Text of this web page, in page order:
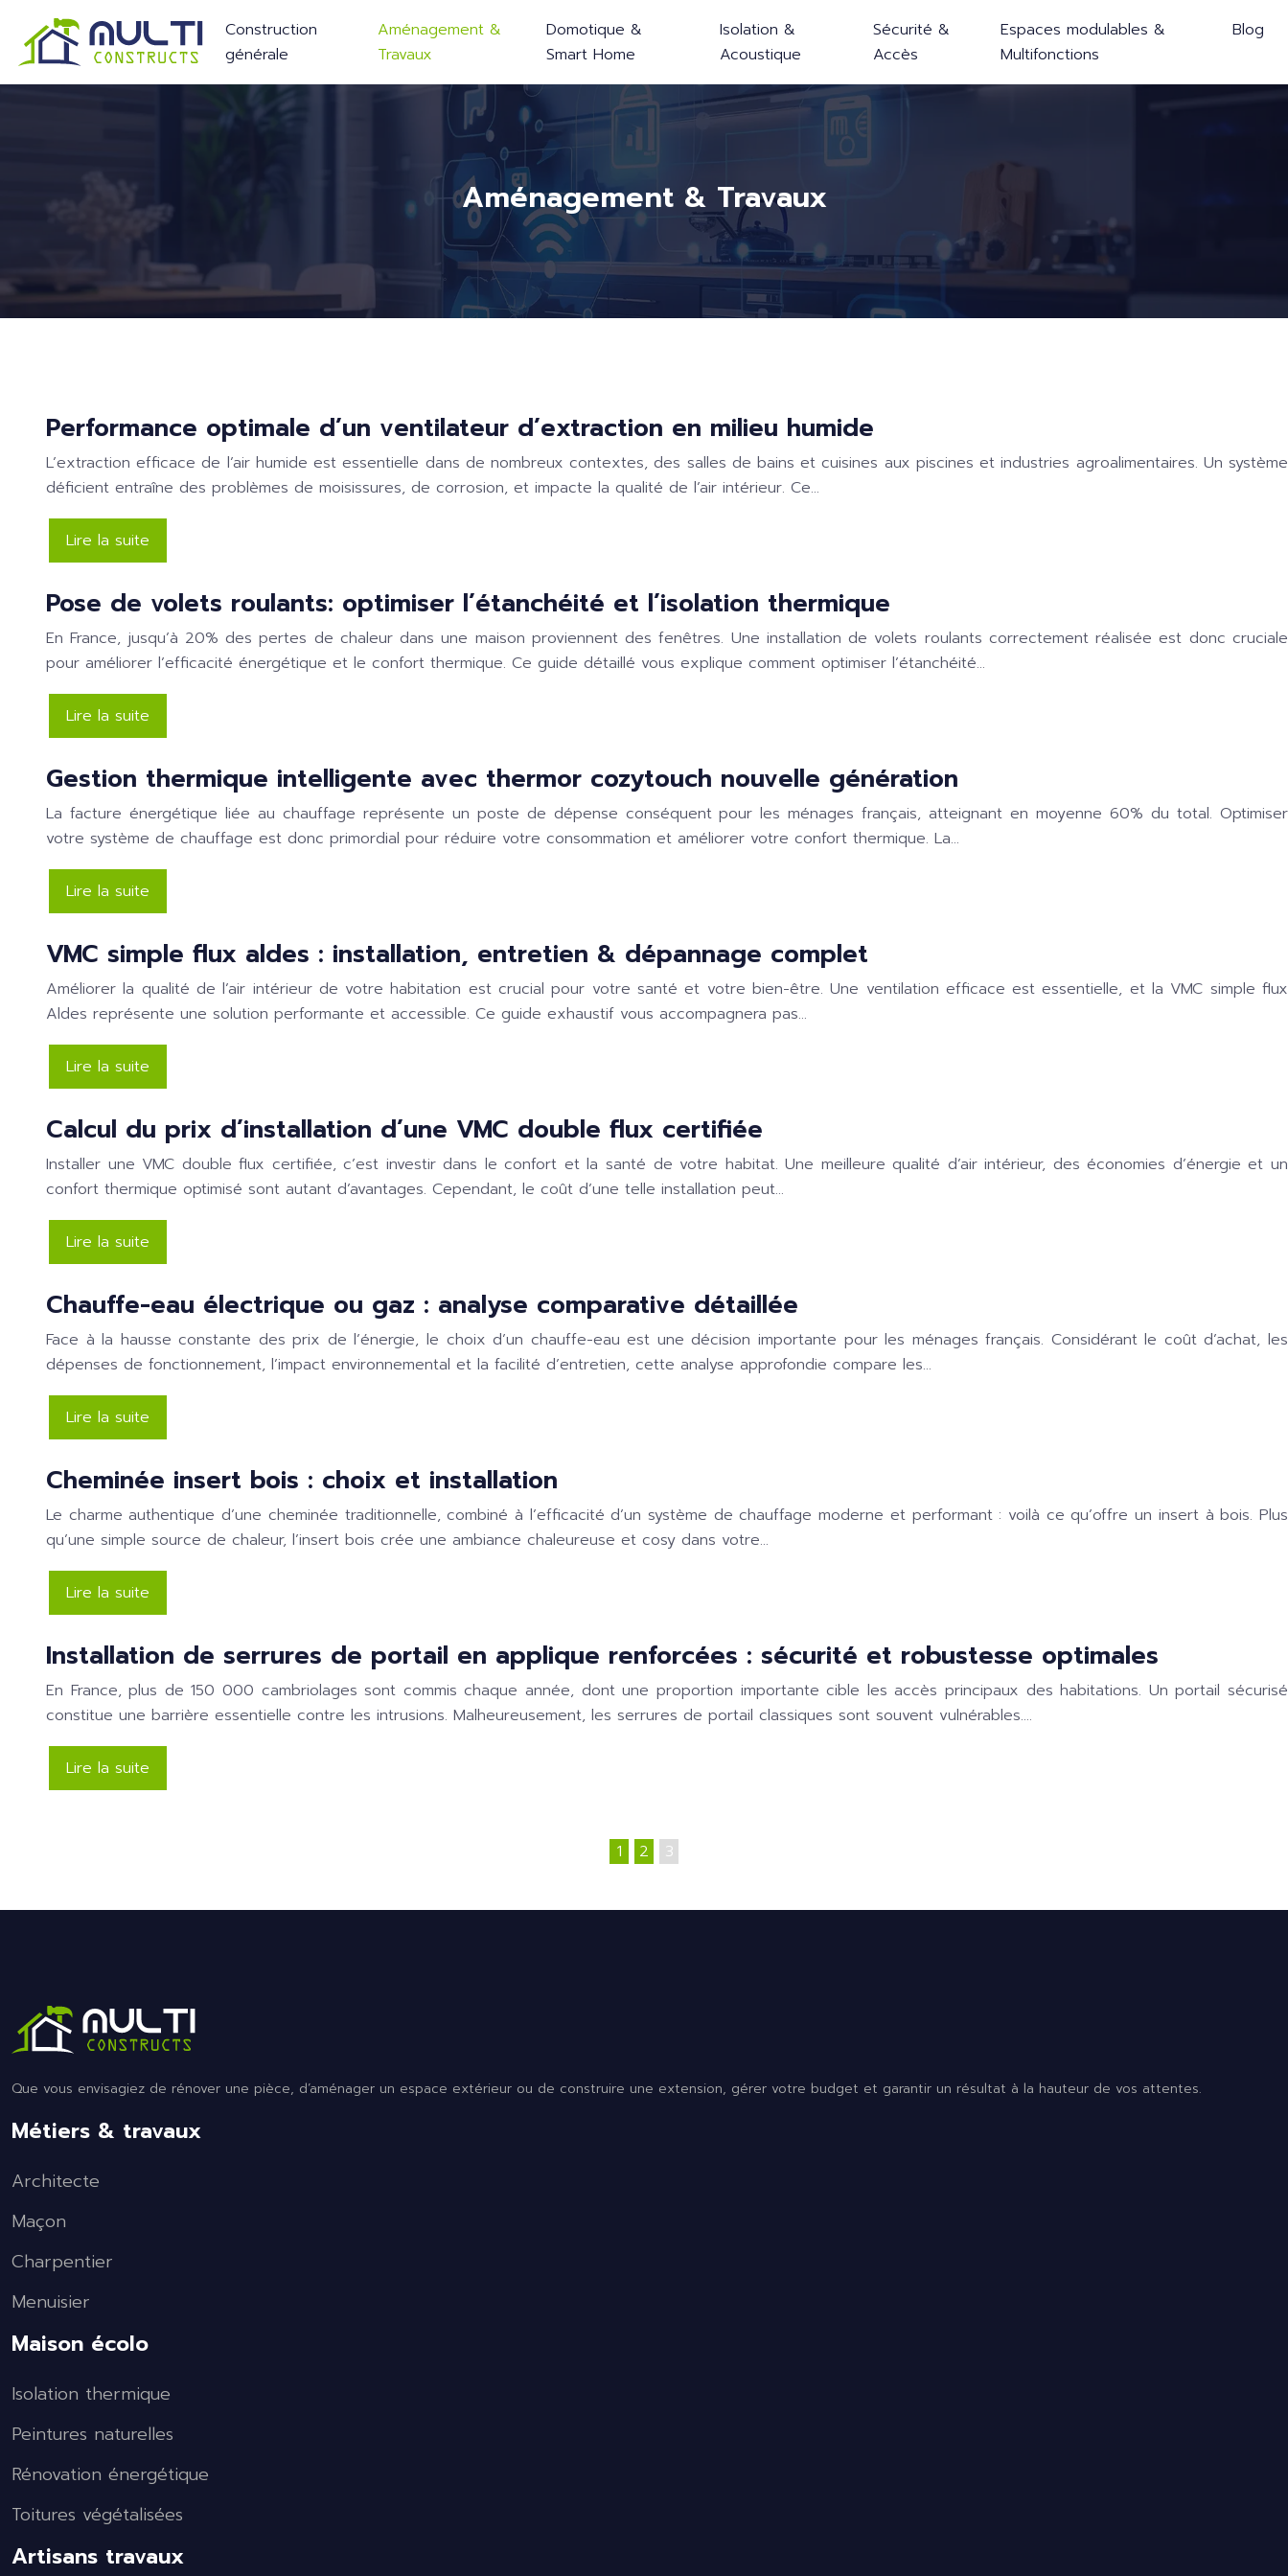
Construction
générale
Aménagement &
Travaux
Domotique &
Smart Home
Isolation &
Acoustique
Sécurité &
Accès
Espaces modulables &
Multifonctions
Blog
Aménagement & Travaux
Performance optimale d’un ventilateur d’extraction en milieu humide
L’extraction efficace de l’air humide est essentielle dans de nombreux contextes, des salles de bains et cuisines aux piscines et industries agroalimentaires. Un système
déficient entraîne des problèmes de moisissures, de corrosion, et impacte la qualité de l’air intérieur. Ce…
Lire la suite
Pose de volets roulants: optimiser l’étanchéité et l’isolation thermique
En France, jusqu’à 20% des pertes de chaleur dans une maison proviennent des fenêtres. Une installation de volets roulants correctement réalisée est donc cruciale
pour améliorer l’efficacité énergétique et le confort thermique. Ce guide détaillé vous explique comment optimiser l’étanchéité…
Lire la suite
Gestion thermique intelligente avec thermor cozytouch nouvelle génération
La facture énergétique liée au chauffage représente un poste de dépense conséquent pour les ménages français, atteignant en moyenne 60% du total. Optimiser
votre système de chauffage est donc primordial pour réduire votre consommation et améliorer votre confort thermique. La…
Lire la suite
VMC simple flux aldes : installation, entretien & dépannage complet
Améliorer la qualité de l’air intérieur de votre habitation est crucial pour votre santé et votre bien-être. Une ventilation efficace est essentielle, et la VMC simple flux
Aldes représente une solution performante et accessible. Ce guide exhaustif vous accompagnera pas…
Lire la suite
Calcul du prix d’installation d’une VMC double flux certifiée
Installer une VMC double flux certifiée, c’est investir dans le confort et la santé de votre habitat. Une meilleure qualité d’air intérieur, des économies d’énergie et un
confort thermique optimisé sont autant d’avantages. Cependant, le coût d’une telle installation peut…
Lire la suite
Chauffe-eau électrique ou gaz : analyse comparative détaillée
Face à la hausse constante des prix de l’énergie, le choix d’un chauffe-eau est une décision importante pour les ménages français. Considérant le coût d’achat, les
dépenses de fonctionnement, l’impact environnemental et la facilité d’entretien, cette analyse approfondie compare les…
Lire la suite
Cheminée insert bois : choix et installation
Le charme authentique d’une cheminée traditionnelle, combiné à l’efficacité d’un système de chauffage moderne et performant : voilà ce qu’offre un insert à bois. Plus
qu’une simple source de chaleur, l’insert bois crée une ambiance chaleureuse et cosy dans votre…
Lire la suite
Installation de serrures de portail en applique renforcées : sécurité et robustesse optimales
En France, plus de 150 000 cambriolages sont commis chaque année, dont une proportion importante cible les accès principaux des habitations. Un portail sécurisé
constitue une barrière essentielle contre les intrusions. Malheureusement, les serrures de portail classiques sont souvent vulnérables….
Lire la suite
1 2 3
Que vous envisagiez de rénover une pièce, d’aménager un espace extérieur ou de construire une extension, gérer votre budget et garantir un résultat à la hauteur de vos attentes.
Métiers & travaux
Architecte
Maçon
Charpentier
Menuisier
Maison écolo
Isolation thermique
Peintures naturelles
Rénovation énergétique
Toitures végétalisées
Artisans travaux